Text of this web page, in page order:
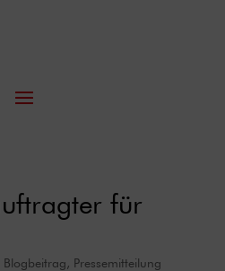
für
Blogbeitrag, Pressemitteilung